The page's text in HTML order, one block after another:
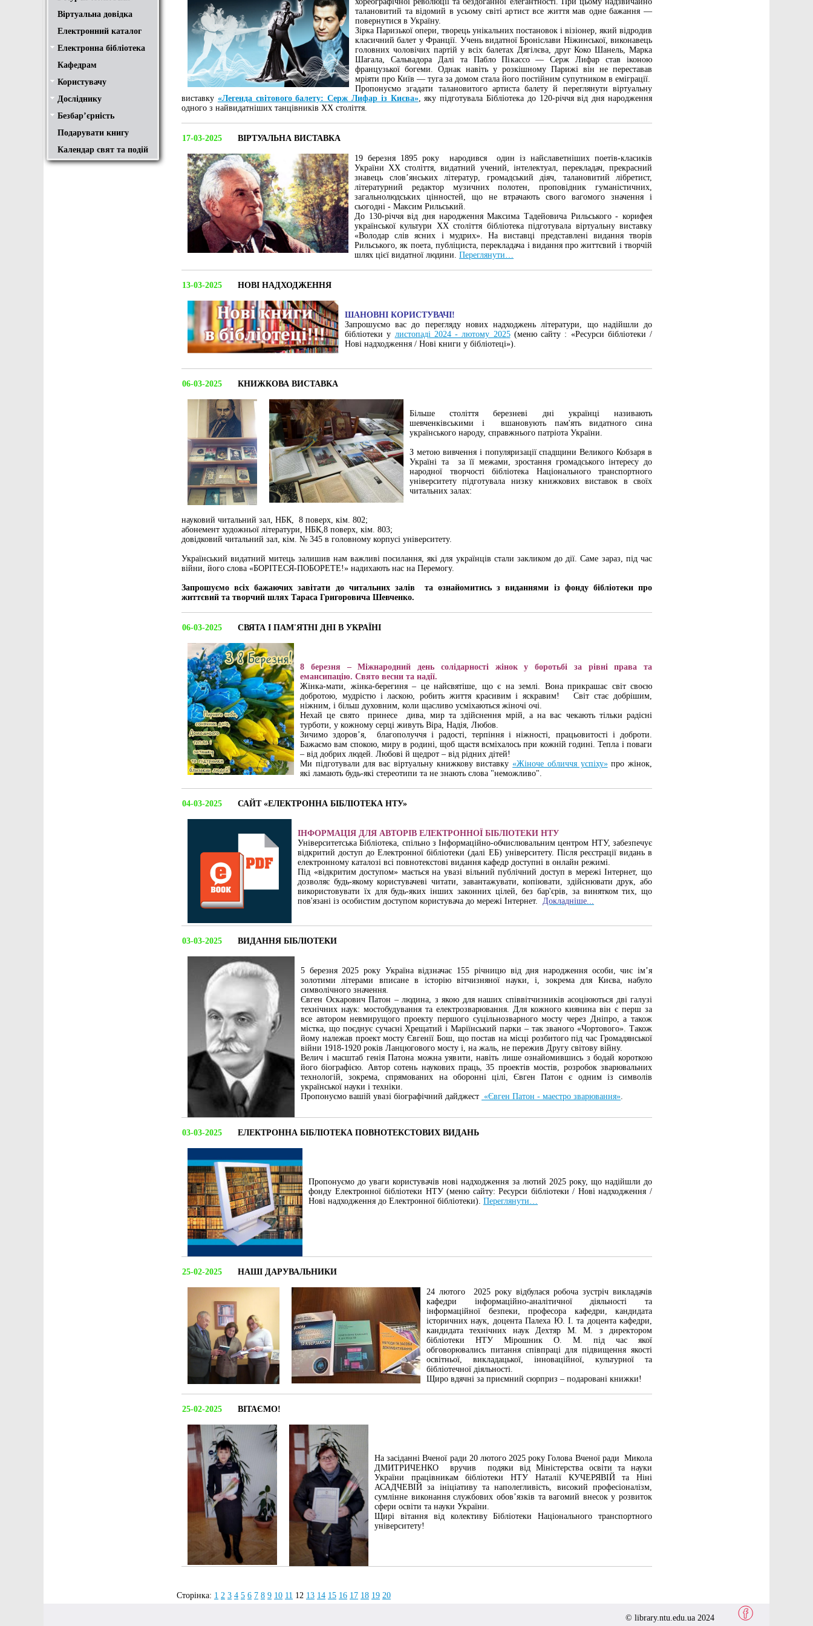
Віртуальна довідка
Електронний каталог
Електронна бібліотека
Положення
Доступ
Авторам
Пошук у ЕК. Інструкція
Кафедрам
Користувачу
Правила користування
Про обхідний лист
Медіатека "NMCBOOK"
Підручники онлайн
Путівник бібліотеками
Переходь на українську
Вивчаємо іноземну мову
Опис документів
Конференції НТУ
Досліднику
Законодавча база
Academic integrity
Плагіат
Локальний доступ
Ресурси вільного доступу
Наукова періодика
Бібліографічні менеджери
Безбар’єрність
Безбар’єрність це…
Путівник веб-ресурсами
Подарувати книгу
Календар свят та подій
талановитий та відомий в усьому світі артист все життя мав одне бажання —
повернутися в Україну.
Зірка Паризької опери, творець унікальних постановок і візіонер, який відродив
класичний балет у Франції. Учень видатної Броніслави Ніжинської, виконавець
головних чоловічих партій у всіх балетах Дягілєва, друг Коко Шанель, Марка
Шагала, Сальвадора Далі та Пабло Пікассо — Серж Лифар став іконою
французької богеми. Однак навіть у розкішному Парижі він не переставав
мріяти про Київ — туга за домом стала його постійним супутником в еміграції.
Пропонуємо згадати талановитого артиста балету й переглянути віртуальну
виставку «Легенда світового балету: Серж Лифар із Києва», яку підготувала Бібліотека до 120-річчя від дня народження
одного з найвидатніших танцівників XX століття.
17-03-2025 ВІРТУАЛЬНА ВИСТАВКА
19 березня 1895 року народився один із найславетніших поетів-класиків
України XX століття, видатний учений, інтелектуал, перекладач, прекрасний
знавець слов’янських літератур, громадський діяч, талановитий лібретист,
літературний редактор музичних полотен, проповідник гуманістичних,
загальнолюдських цінностей, що не втрачають свого вагомого значення і
сьогодні - Максим Рильський.
До 130-річчя від дня народження Максима Тадейовича Рильського - корифея
української культури ХХ століття бібліотека підготувала віртуальну виставку
«Володар слів ясних і мудрих». На виставці представлені видання творів
Рильського, як поета, публіциста, перекладача і видання про життєвий і творчій
шлях цієї видатної людини. Переглянути…
13-03-2025 НОВІ НАДХОДЖЕННЯ
ШАНОВНІ КОРИСТУВАЧІ!
Запрошуємо вас до перегляду нових надходжень літератури, що надійшли до
бібліотеки у листопаді 2024 - лютому 2025(меню сайту : «Ресурси бібліотеки /
Нові надходження / Нові книги у бібліотеці»).
06-03-2025 КНИЖКОВА ВИСТАВКА
Більше століття березневі дні українці називають
шевченківськими і вшановують пам'ять видатного сина
українського народу, справжнього патріота України.
З метою вивчення і популяризації спадщини Великого Кобзаря в
Україні та за її межами, зростання громадського інтересу до
народної творчості бібліотека Національного транспортного
університету підготувала низку книжкових виставок в своїх
читальних залах:
науковий читальний зал, НБК, 8 поверх, кім. 802;
абонемент художньої літератури, НБК,8 поверх, кім. 803;
довідковий читальний зал, кім. № 345 в головному корпусі університету.
Український видатний митець залишив нам важливі посилання, які для українців стали закликом до дії. Саме зараз, під час
війни, його слова «БОРІТЕСЯ-ПОБОРЕТЕ!» надихають нас на Перемогу.
Запрошуємо всіх бажаючих завітати до читальних залів та ознайомитись з виданнями із фонду бібліотеки про
життєвий та творчий шлях Тараса Григоровича Шевченко.
06-03-2025 СВЯТА І ПАМ'ЯТНІ ДНІ В УКРАЇНІ
8 березня – Міжнародний день солідарності жінок у боротьбі за рівні права та
емансипацію. Свято весни та надії.
Жінка-мати, жінка-берегиня – це найсвятіше, що є на землі. Вона прикрашає світ своєю
добротою, мудрістю і ласкою, робить життя красивим і яскравим! Світ стає добрішим,
ніжним, і більш духовним, коли щасливо усміхаються жіночі очі.
Нехай це свято принесе дива, мир та здійснення мрій, а на вас чекають тільки радісні
турботи, у кожному серці живуть Віра, Надія, Любов.
Зичимо здоров’я, благополуччя і радості, терпіння і ніжності, працьовитості і доброти.
Бажаємо вам спокою, миру в родині, щоб щастя всміхалось при кожній годині. Тепла і поваги
– від добрих людей. Любові й щедрот – від рідних дітей!
Ми підготували для вас віртуальну книжкову виставку«Жіноче обличчя успіху»про жінок,
які ламають будь-які стереотипи та не знають слова "неможливо".
04-03-2025 САЙТ «ЕЛЕКТРОННА БІБЛІОТЕКА НТУ»
ІНФОРМАЦІЯ ДЛЯ АВТОРІВ ЕЛЕКТРОННОЇ БІБЛІОТЕКИ НТУ
Університетська Бібліотека, спільно з Інформаційно-обчислювальним центром НТУ, забезпечує
відкритий доступ до Електронної бібліотеки (далі ЕБ) університету. Після реєстрації видань в
електронному каталозі всі повнотекстові видання кафедр доступні в онлайн режимі.
Під «відкритим доступом» мається на увазі вільний публічний доступ в мережі Інтернет, що
дозволяє будь-якому користувачеві читати, завантажувати, копіювати, здійснювати друк, або
використовувати їх для будь-яких інших законних цілей, без бар'єрів, за винятком тих, що
пов'язані із особистим доступом користувача до мережі Інтернет. Докладніше...
03-03-2025 ВИДАННЯ БІБЛІОТЕКИ
5 березня 2025 року Україна відзначає 155 річницю від дня народження особи, чиє ім’я
золотими літерами вписане в історію вітчизняної науки, і, зокрема для Києва, набуло
символічного значення.
Євген Оскарович Патон – людина, з якою для наших співвітчизників асоціюються дві галузі
технічних наук: мостобудування та електрозварювання. Для кожного киянина він є перш за
все автором невмирущого проекту першого суцільнозварного мосту через Дніпро, а також
містка, що поєднує сучасні Хрещатий і Маріїнський парки – так званого «Чортового». Також
йому належав проект мосту Євгенії Бош, що постав на місці розбитого під час Громадянської
війни 1918-1920 років Ланцюгового мосту і, на жаль, не пережив Другу світову війну.
Велич і масштаб генія Патона можна уявити, навіть лише ознайомившись з бодай короткою
його біографією. Автор сотень наукових праць, 35 проектів мостів, розробок зварювальних
технологій, зокрема, спрямованих на оборонні цілі, Євген Патон є одним із символів
української науки і техніки.
Пропонуємо вашій увазі біографічний дайджест «Євген Патон - маестро зварювання».
03-03-2025 ЕЛЕКТРОННА БІБЛІОТЕКА ПОВНОТЕКСТОВИХ ВИДАНЬ
Пропонуємо до уваги користувачів нові надходження за лютий 2025 року, що надійшли до
фонду Електронної бібліотеки НТУ (меню сайту: Ресурси бібліотеки / Нові надходження /
Нові надходження до Електронної бібліотеки). Переглянути…
25-02-2025 НАШІ ДАРУВАЛЬНИКИ
24 лютого 2025 року відбулася робоча зустріч викладачів
кафедри інформаційно-аналітичної діяльності та
інформаційної безпеки, професора кафедри, кандидата
історичних наук, доцента Палеха Ю. І. та доцента кафедри,
кандидата технічних наук Дехтяр М. М. з директором
бібліотеки НТУ Мірошник О. М. під час якої
обговорювались питання співпраці для підвищення якості
освітньої, викладацької, інноваційної, культурної та
бібліотечної діяльності.
Щиро вдячні за приємний сюрприз – подаровані книжки!
25-02-2025 ВІТАЄМО!
На засіданні Вченої ради 20 лютого 2025 року Голова Вченої ради Микола
ДМИТРИЧЕНКО вручив подяки від Міністерства освіти та науки
України працівникам бібліотеки НТУ Наталії КУЧЕРЯВІЙ та Ніні
АСАДЧЕВІЙ за ініціативу та наполегливість, високий професіоналізм,
сумлінне виконання службових обов’язків та вагомий внесок у розвиток
сфери освіти та науки України.
Щирі вітання від колективу Бібліотеки Національного транспортного
університету!
Сторінка: 1 2 3 4 5 6 7 8 9 10 11 12 13 14 15 16 17 18 19 20
© library.ntu.edu.ua 2024